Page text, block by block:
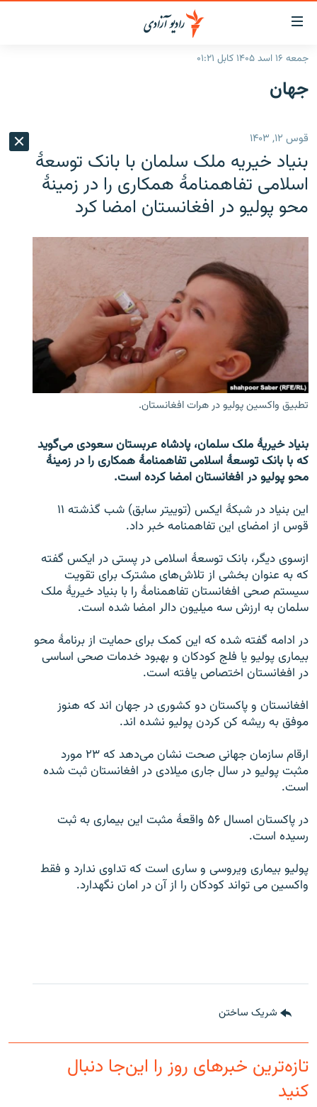
لینک‌های
قابل
دسترسی
به
بازگشت
منوی
اصلی
مراجعه
صفحه
جستجو
گزارش‌ها
منطقه
شرق میانه
جهان
افغانستان
جهان
جدول نشرات
مصاحبه‌ها
برنامه‌ها
ورزش
بحران مهاجرت
'کووید-۱۹'
تماس
صفحه پشتو
Azadi English
همۀ سایت‌های رادیو آزادی/ رادیو اروپای آزاد
جمعه ۱۶ اسد ۱۴۰۵ کابل ۰۱:۲۱
جهان
قوس ۱۲, ۱۴۰۳
بنیاد خیریه ملک سلمان با بانک توسعۀ
اسلامی تفاهمنامۀ همکاری را در زمینۀ
محو پولیو در افغانستان امضا کرد
تطبیق واکسین پولیو در هرات افغانستان.
بنیاد خیریۀ ملک سلمان، پادشاه عربستان سعودی می‌گوید
که با بانک توسعۀ اسلامی تفاهمنامۀ همکاری را در زمینۀ
محو پولیو در افغانستان امضا کرده است.
این بنیاد در شبکۀ ایکس (توییتر سابق) شب گذشته ۱۱
قوس از امضای این تفاهمنامه خبر داد.
ازسوی دیگر، بانک توسعۀ اسلامی در پستی در ایکس گفته
که به عنوان بخشی از تلاش‌های مشترک برای تقویت
سیستم صحی افغانستان تفاهمنامۀ را با بنیاد خیریۀ ملک
سلمان به ارزش سه میلیون دالر امضا شده است.
در ادامه گفته شده که این کمک برای حمایت از برنامۀ محو
بیماری پولیو یا فلج کودکان و بهبود خدمات صحی اساسی
در افغانستان اختصاص یافته است.
افغانستان و پاکستان دو کشوری در جهان اند که هنوز
موفق به ریشه کن کردن پولیو نشده اند.
ارقام سازمان جهانی صحت نشان می‌دهد که ۲۳ مورد
مثبت پولیو در سال جاری میلادی در افغانستان ثبت شده
است.
در پاکستان امسال ۵۶ واقعۀ مثبت این بیماری به ثبت
رسیده است.
پولیو بیماری ویروسی و ساری است که تداوی ندارد و فقط
واکسین می تواند کودکان را از آن در امان نگهدارد.
شریک ساختن
تازه‌ترین خبرهای روز را این‌جا دنبال
کنید